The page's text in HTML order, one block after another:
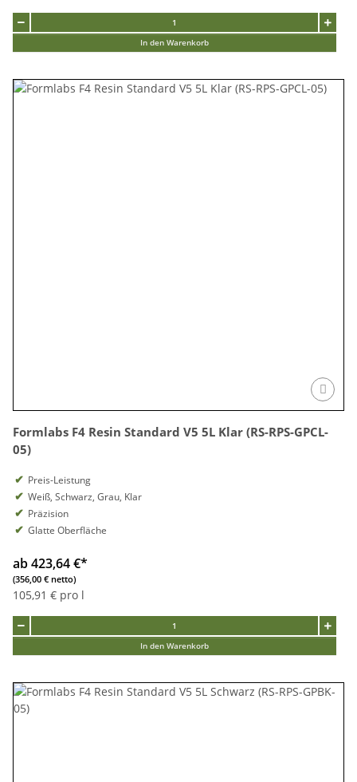
In den Warenkorb
Formlabs F4 Resin Standard V5 5L Klar (RS-RPS-GPCL-
05)
Preis-Leistung
Weiß, Schwarz, Grau, Klar
Präzision
Glatte Oberfläche
ab 423,64 €*
(356,00 € netto)
105,91 € pro l
In den Warenkorb